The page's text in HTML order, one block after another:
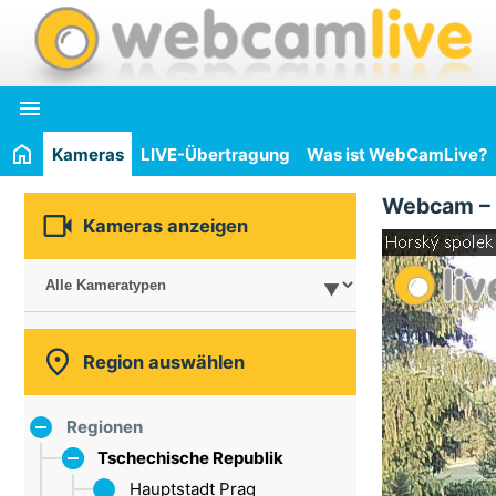

Kameras LIVE-Übertragung Was ist WebCamLive?
 Kameras anzeigen
 Region auswählen
Regionen
Tschechische Republik
Hauptstadt Prag
Webcam –